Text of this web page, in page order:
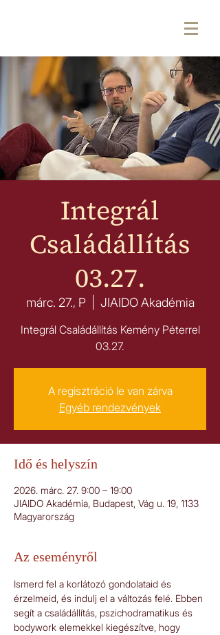
Integrál
Családállítás
03.27.
márc. 27., P
  |
JIAIDO Akadémia
Integrál Családállítás Kemény Péterrel
03.27.
A regisztráció le van zárva
Egyéb rendezvények
Idő és helyszín
2026. márc. 27. 9:00 – 19:00
JIAIDO Akadémia, Budapest, Vág u. 19, 1133
Magyarország
Az eseményről
Ismerd fel a korlátozó gondolataid és
érzelmeid, és indulj el a változás felé. Ebben
segít a családállítás, pszichodramatikus és
bodywork elemekkel kiegészítve, hogy